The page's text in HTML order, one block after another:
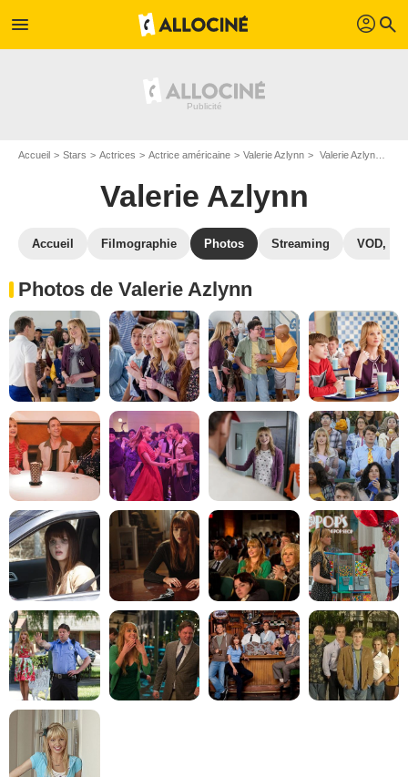
menu profil search
Accueil Stars Actrices Actrice américaine Valerie Azlynn Valerie Azlynn : Photos de ses films et séries
Valerie Azlynn
Accueil Filmographie Photos Streaming VOD,
Photos de Valerie Azlynn